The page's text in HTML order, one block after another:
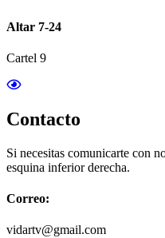
Altar 7-24
Cartel 9
Contacto
Si necesitas comunicarte con
esquina inferior derecha.
Correo:
vidartv@gmail.com